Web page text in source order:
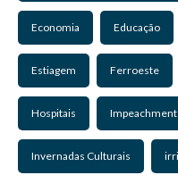
Economia Educação
Estiagem Ferroeste
Hospitais Impeachment
Invernadas Culturais